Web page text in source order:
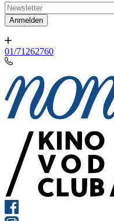
01/71262760